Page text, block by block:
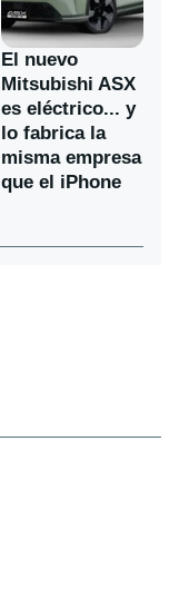
El nuevo
Mitsubishi ASX
es eléctrico... y
lo fabrica la
misma empresa
que el iPhone